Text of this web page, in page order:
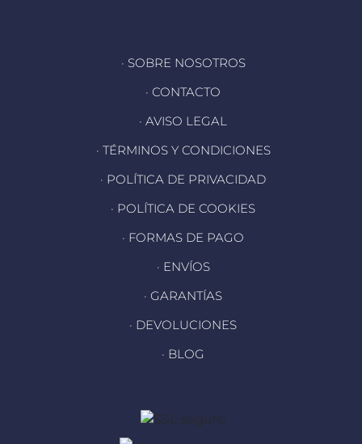
· SOBRE NOSOTROS
· CONTACTO
· AVISO LEGAL
· TÉRMINOS Y CONDICIONES
· POLÍTICA DE PRIVACIDAD
· POLÍTICA DE COOKIES
· FORMAS DE PAGO
· ENVÍOS
· GARANTÍAS
· DEVOLUCIONES
· BLOG